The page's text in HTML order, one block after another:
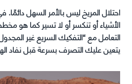
احتلال المريخ ليس بالأمر السهل
الأشياء أو تنكسر أو لا تسير كما هو
التعامل مع “التفكيك السريع غير
يتعين عليك التصرف بسرعة قبل نفاد